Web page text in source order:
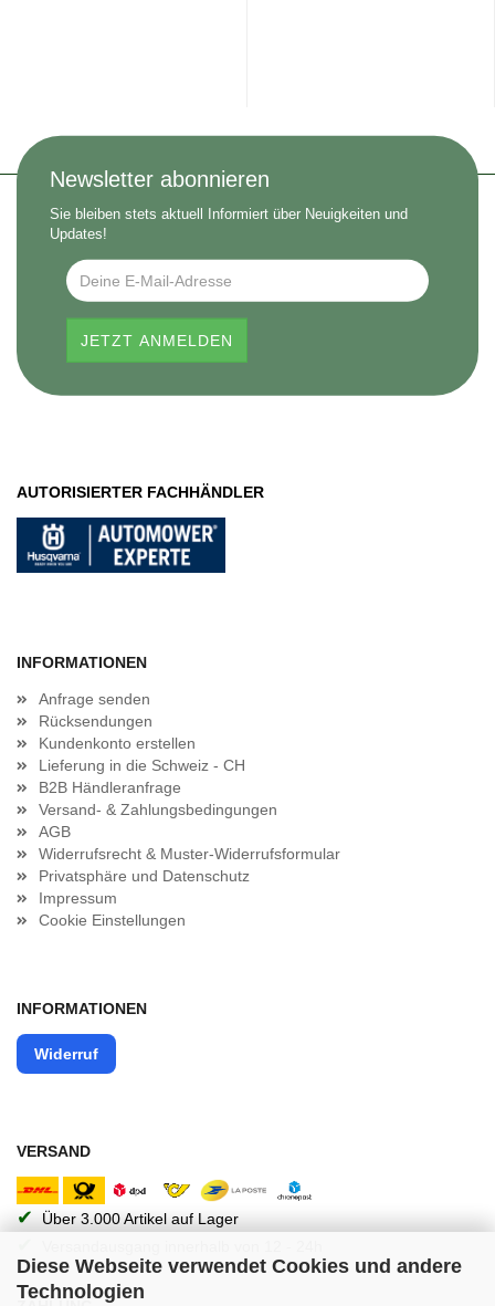
Diese Webseite verwendet Cookies und andere
Technologien
Newsletter abonnieren
Sie bleiben stets aktuell Informiert über Neuigkeiten und
Updates!
AUTORISIERTER FACHHÄNDLER
INFORMATIONEN
Anfrage senden
Rücksendungen
Kundenkonto erstellen
Lieferung in die Schweiz - CH
B2B Händleranfrage
Versand- & Zahlungsbedingungen
AGB
Widerrufsrecht & Muster-Widerrufsformular
Privatsphäre und Datenschutz
Impressum
Cookie Einstellungen
INFORMATIONEN
Widerruf
VERSAND
✔ Über 3.000 Artikel auf Lager